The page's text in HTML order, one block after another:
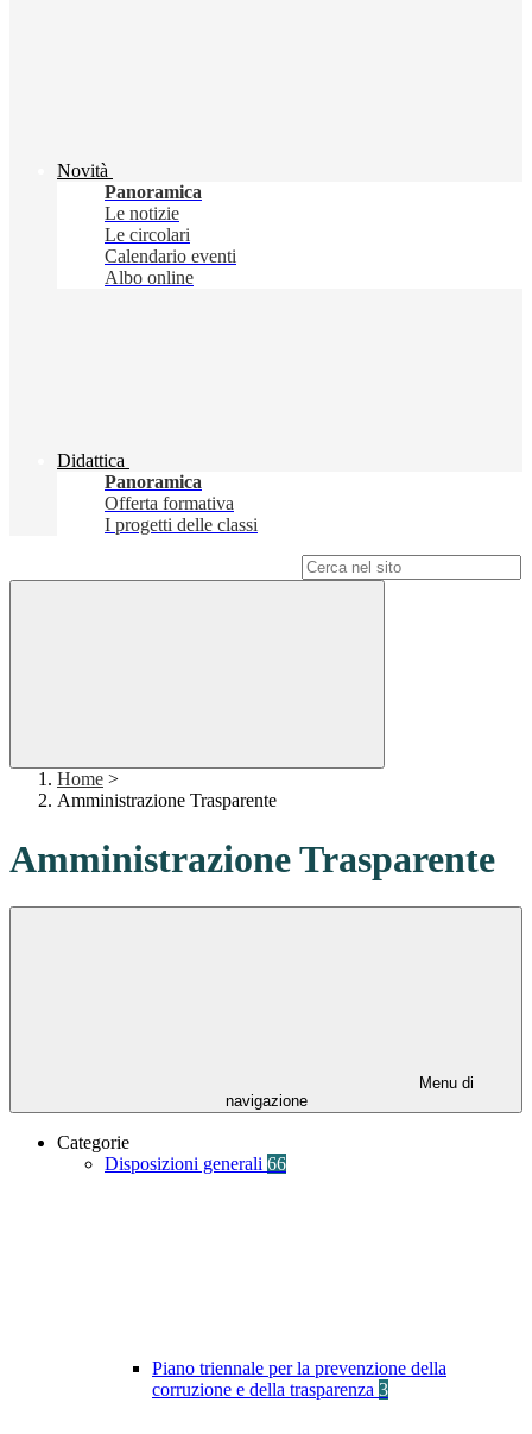
Novità
Panoramica
Le notizie
Le circolari
Calendario eventi
Albo online
Didattica
Panoramica
Offerta formativa
I progetti delle classi
Home >
Amministrazione Trasparente
Amministrazione Trasparente
Menu di
navigazione
Categorie
Disposizioni generali 66
Piano triennale per la prevenzione della
corruzione e della trasparenza 3